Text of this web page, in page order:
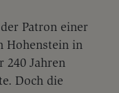
Patron einer
Hohenstein in
240 Jahren
Doch die